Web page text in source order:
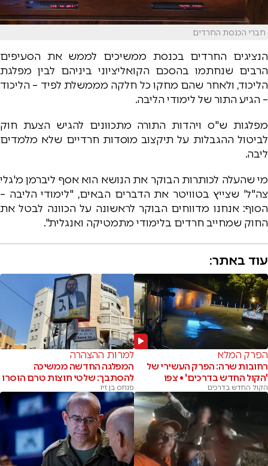
חברי הכנסת החרדים
הנציגים החרדים בכנסת ממשיכים לממש את הסעיפים
הרבים שנחתמו בהסכם הקואליציוני ביניהם לבין מפלגת
הליכוד, ולאחר שהם מחקו כל חלקה מממשלת לפיד – הליכוד
– הגיע התור של לימודי הליבה.
מפלגות ש"ס ויהדות התורה מתכוונים להגיש הצעת חוק
לביטול ההגבלות על תיקצוב מוסדות חרדיים שלא מלמדים
ליבה.
מי שהעלה לכותרות הבוקר את הנושא הוא אסף ליברמן מ'גלי
צה"ל' שצייץ בטוויטר את הדברים הבאים, "לימודי הליבה –
הסוף: אנחנו מדווחים הבוקר לראשונה על הכוונה לבטל את
החוק שמחייב חרדים בלימודי מתמטיקה ואנגלית".
עוד באתר:
הפרק המלא
רחובות שרה: הפרק העשירי של
'הקול החדש בדרכים' • צפו
הקול החדש בדרכים
למרות ההצהרה
המפלגה החדשה ממשיכה
להסתבך: שלטי חוצות טרם הוסרו
פנחס בן זיו